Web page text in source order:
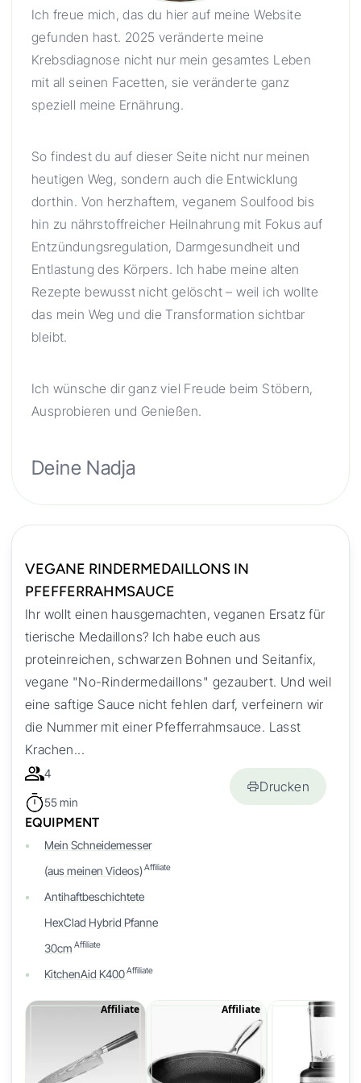
Ich freue mich, das du hier auf meine Website
gefunden hast. 2025 veränderte meine
Krebsdiagnose nicht nur mein gesamtes Leben
mit all seinen Facetten, sie veränderte ganz
speziell meine Ernährung.
So findest du auf dieser Seite nicht nur meinen
heutigen Weg, sondern auch die Entwicklung
dorthin. Von herzhaftem, veganem Soulfood bis
hin zu nährstoffreicher Heilnahrung mit Fokus auf
Entzündungsregulation, Darmgesundheit und
Entlastung des Körpers. Ich habe meine alten
Rezepte bewusst nicht gelöscht – weil ich wollte
das mein Weg und die Transformation sichtbar
bleibt.
Ich wünsche dir ganz viel Freude beim Stöbern,
Ausprobieren und Genießen.
Deine Nadja
VEGANE RINDERMEDAILLONS IN
PFEFFERRAHMSAUCE
Ihr wollt einen hausgemachten, veganen Ersatz für
tierische Medaillons? Ich habe euch aus
proteinreichen, schwarzen Bohnen und Seitanfix,
vegane "No-Rindermedaillons" gezaubert. Und weil
eine saftige Sauce nicht fehlen darf, verfeinern wir
die Nummer mit einer Pfefferrahmsauce. Lasst
Krachen...
4
55 min
Drucken
EQUIPMENT
Mein Schneidemesser
(aus meinen Videos)Affiliate
Antihaftbeschichtete
HexClad Hybrid Pfanne
30cm Affiliate
KitchenAid K400Affiliate
Affiliate Affiliate